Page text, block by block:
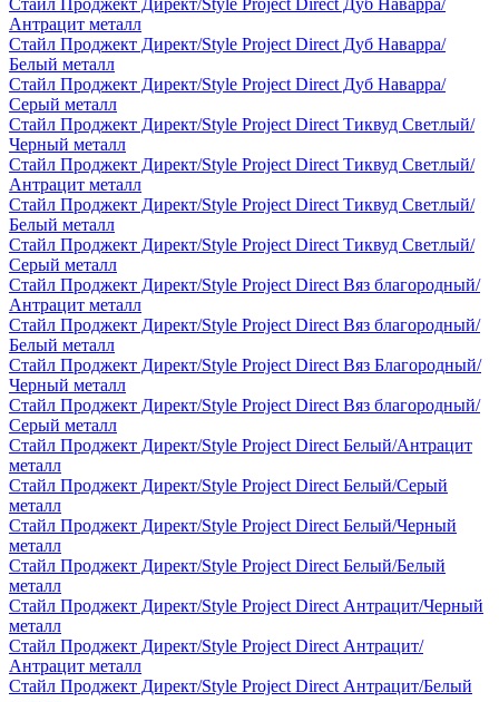
Стайл Проджект Директ/Style Project Direct Дуб Наварра/
Антрацит металл
Стайл Проджект Директ/Style Project Direct Дуб Наварра/
Белый металл
Стайл Проджект Директ/Style Project Direct Дуб Наварра/
Серый металл
Стайл Проджект Директ/Style Project Direct Тиквуд Светлый/
Черный металл
Стайл Проджект Директ/Style Project Direct Тиквуд Светлый/
Антрацит металл
Стайл Проджект Директ/Style Project Direct Тиквуд Светлый/
Белый металл
Стайл Проджект Директ/Style Project Direct Тиквуд Светлый/
Серый металл
Стайл Проджект Директ/Style Project Direct Вяз благородный/
Антрацит металл
Стайл Проджект Директ/Style Project Direct Вяз благородный/
Белый металл
Стайл Проджект Директ/Style Project Direct Вяз Благородный/
Черный металл
Стайл Проджект Директ/Style Project Direct Вяз благородный/
Серый металл
Стайл Проджект Директ/Style Project Direct Белый/Антрацит
металл
Стайл Проджект Директ/Style Project Direct Белый/Серый
металл
Стайл Проджект Директ/Style Project Direct Белый/Черный
металл
Стайл Проджект Директ/Style Project Direct Белый/Белый
металл
Стайл Проджект Директ/Style Project Direct Антрацит/Черный
металл
Стайл Проджект Директ/Style Project Direct Антрацит/
Антрацит металл
Стайл Проджект Директ/Style Project Direct Антрацит/Белый